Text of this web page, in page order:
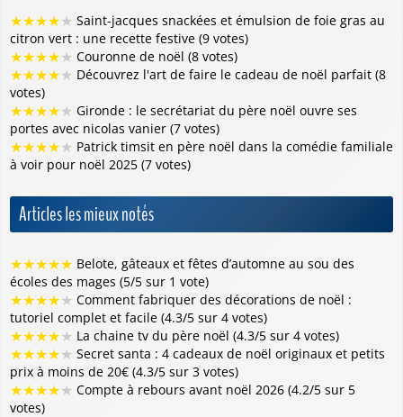
★★★★★ Saint-jacques snackées et émulsion de foie gras au
citron vert : une recette festive (9 votes)
★★★★★ Couronne de noël (8 votes)
★★★★★ Découvrez l'art de faire le cadeau de noël parfait (8
votes)
★★★★★ Gironde : le secrétariat du père noël ouvre ses
portes avec nicolas vanier (7 votes)
★★★★★ Patrick timsit en père noël dans la comédie familiale
à voir pour noël 2025 (7 votes)
Articles les mieux notés
★★★★★ Belote, gâteaux et fêtes d’automne au sou des
écoles des mages (5/5 sur 1 vote)
★★★★★ Comment fabriquer des décorations de noël :
tutoriel complet et facile (4.3/5 sur 4 votes)
★★★★★ La chaine tv du père noël (4.3/5 sur 4 votes)
★★★★★ Secret santa : 4 cadeaux de noël originaux et petits
prix à moins de 20€ (4.3/5 sur 3 votes)
★★★★★ Compte à rebours avant noël 2026 (4.2/5 sur 5
votes)